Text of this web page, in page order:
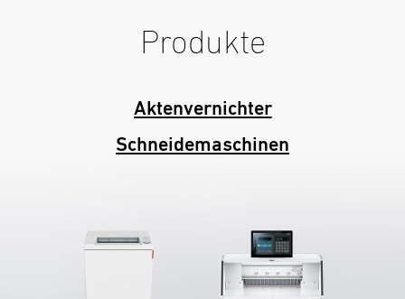
Produkte
Aktenvernichter
Schneidemaschinen